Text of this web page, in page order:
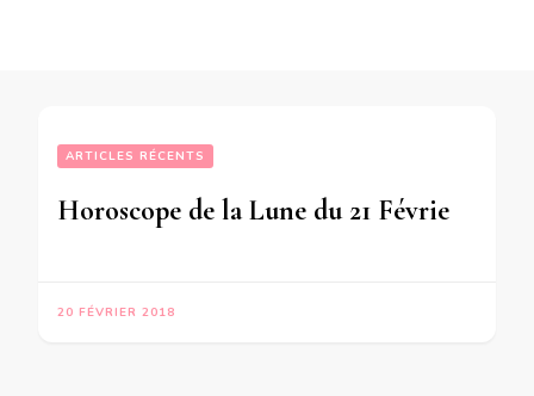
ARTICLES RÉCENTS
20 FÉVRIER 2018